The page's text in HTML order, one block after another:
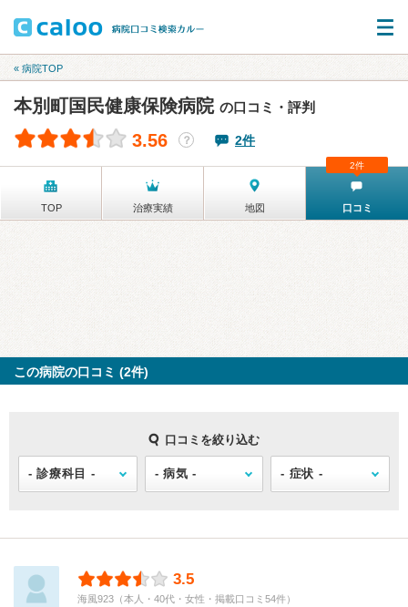
« 病院TOP
本別町国民健康保険病院 の口コミ・評判
3.56 ？ 2件
TOP 治療実績 地図 口コミ
2件
この病院の口コミ (2件)
口コミを絞り込む
3.5
海風923（本人・40代・女性・掲載口コミ54件）